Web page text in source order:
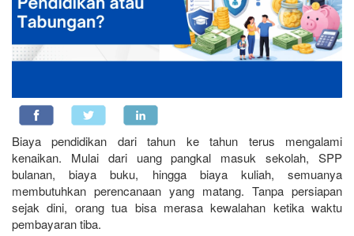
Biaya pendidikan dari tahun ke tahun terus mengalami
kenaikan. Mulai dari uang pangkal masuk sekolah, SPP
bulanan, biaya buku, hingga biaya kuliah, semuanya
membutuhkan perencanaan yang matang. Tanpa persiapan
sejak dini, orang tua bisa merasa kewalahan ketika waktu
pembayaran tiba.